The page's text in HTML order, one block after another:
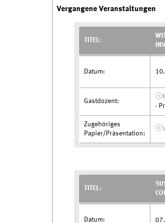
Vergangene Veranstaltungen
TITEL:
Datum:
Gastdozent:
-
Zugehöriges
Papier/Präsentation:
TITEL:
Datum: